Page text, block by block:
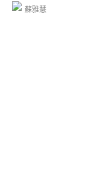
蘇雅慧